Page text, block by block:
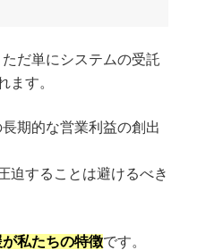
だ単にシステムの受託
ます。
期的な営業利益の創出
迫することは避けるべき
私たちの特徴です。